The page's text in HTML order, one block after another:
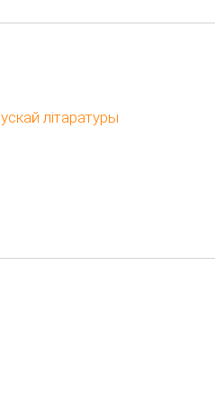
літаратуры